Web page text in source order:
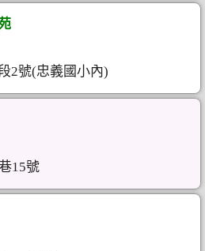
2號(忠義國小內)
15號